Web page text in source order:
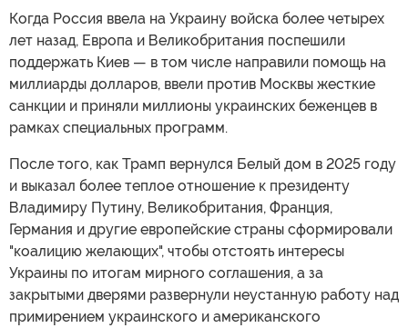
Когда Россия ввела на Украину войска более четырех
лет назад, Европа и Великобритания поспешили
поддержать Киев — в том числе направили помощь на
миллиарды долларов, ввели против Москвы жесткие
санкции и приняли миллионы украинских беженцев в
рамках специальных программ.
После того, как Трамп вернулся Белый дом в 2025 году
и выказал более теплое отношение к президенту
Владимиру Путину, Великобритания, Франция,
Германия и другие европейские страны сформировали
"коалицию желающих", чтобы отстоять интересы
Украины по итогам мирного соглашения, а за
закрытыми дверями развернули неустанную работу над
примирением украинского и американского